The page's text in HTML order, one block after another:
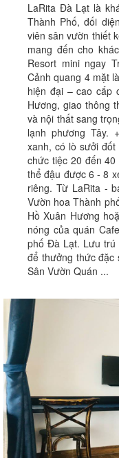
LaRita Đà Lạt là
Thành Phố, đối
viên sân vườn thiết
mang đến cho
Resort mini ngay
Cảnh quang 4 mặt
hiện đại – cao cấp
Hương, giao thông
và nội thất sang
lạnh phương Tây.
xanh, có lò sưởi
chức tiệc 20 đến
thể đậu được 6 - 8
riêng. Từ LaRita -
Vườn hoa Thành
Hồ Xuân Hương
nóng của quán
phố Đà Lạt. Lưu trú
để thưởng thức đặc
Sân Vườn Quán ...